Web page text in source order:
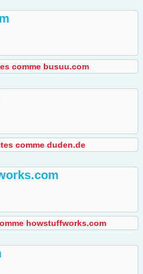
comme busuu.com
comme duden.de
howstuffworks.com